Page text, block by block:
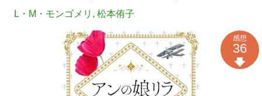
L・M・モンゴメリ , 松本侑子
感想
36